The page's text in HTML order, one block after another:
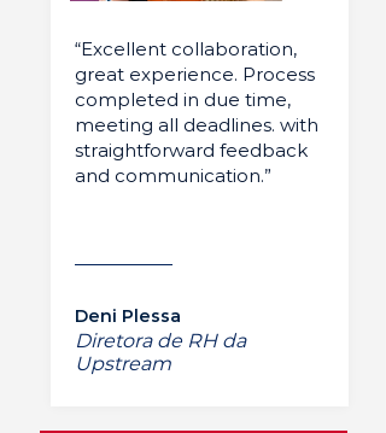
“Excellent collaboration,
great experience. Process
completed in due time,
meeting all deadlines. with
straightforward feedback
and communication.”
Deni Plessa
Diretora de RH da
Upstream